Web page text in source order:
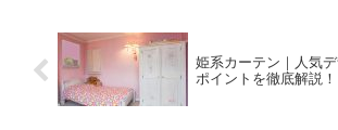
姫系カーテン｜人気
ポイントを徹底解説！